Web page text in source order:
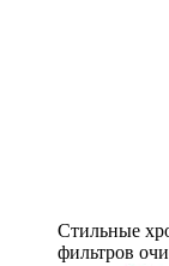
Стильные
фильтров